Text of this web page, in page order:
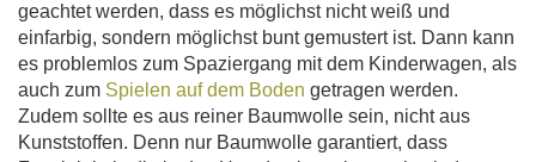
geachtet werden, dass es möglichst nicht weiß und
einfarbig, sondern möglichst bunt gemustert ist. Dann kann
es problemlos zum Spaziergang mit dem Kinderwagen, als
auch zum Spielen auf dem Boden getragen werden.
Zudem sollte es aus reiner Baumwolle sein, nicht aus
Kunststoffen. Denn nur Baumwolle garantiert, dass